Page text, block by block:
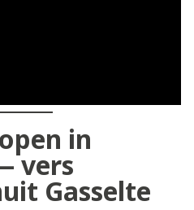
in
vers
Gasselte